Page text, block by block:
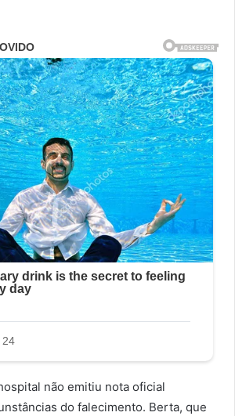
não emitiu nota oficial
do falecimento. Berta, que